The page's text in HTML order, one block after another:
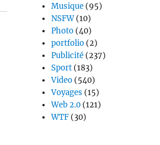
Musique (95)
NSFW(10)
Photo (40)
portfolio (2)
Publicité (237)
Sport (183)
Video (540)
Voyages (15)
Web 2.0 (121)
WTF (30)